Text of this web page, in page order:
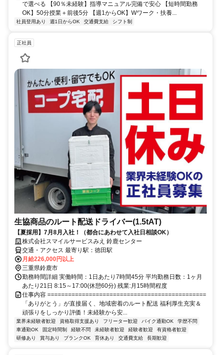
で選べる 【90％未経験】指導マニュアル完備で安心 【短時間勤務
OK】50分授業＋前後5分 【週1からOK】Wワーク・扶養...
社員登用あり 週1日からOK 交通費支給 シフト制
正社員
生協商品のルート配送ドライバー(1.5tAT)
【夏採用】7月8月入社！（都合にあわせて入社日相談OK）
株式会社スマイルサービスみえ 鈴鹿センター
交通・アクセス 最寄り駅：徳田駅
月給226,000円以上
三重県鈴鹿市
勤務時間詳細 実働時間：1日あたり7時間45分 平均勤務日数：1ヶ月
あたり21日 8:15～17:00(休憩60分) 残業:月15時間程度
仕事内容 ==============================================
「ありがとう」が直接届く、地域密着のルート配送 福利厚生充実＆
頑張りをしっかり評価！未経験から安...
業界未経験者歓迎 資格取得支援あり フリーター歓迎 バイク通勤OK
学歴不問
車通勤OK
固定時間制 経験不問 未経験者歓迎 経験者歓迎
有資格者歓迎
研修あり
賞与あり ブランクOK 育休あり 交通費支給 長期歓迎